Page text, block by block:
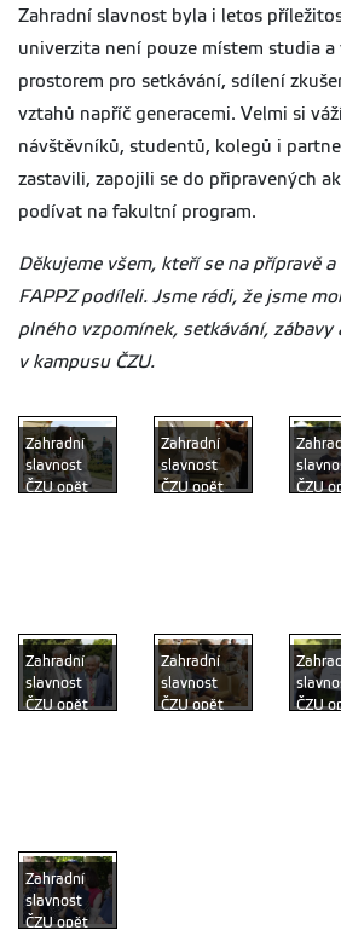
Zahradní slavnost byla i letos
univerzita není pouze místem studia a
prostorem pro setkávání, sdílení
vztahů napříč generacemi. Velmi si
návštěvníků, studentů, kolegů i
zastavili, zapojili se do připravených
podívat na fakultní program.
Děkujeme všem, kteří se na přípravě
FAPPZ podíleli. Jsme rádi, že jsme
plného vzpomínek, setkávání, zábavy
v kampusu ČZU.
Zahradní
slavnost
ČZU opět
Zahradní
slavnost
ČZU opět
ČZU
Zahradní
slavnost
ČZU opět
Zahradní
slavnost
ČZU opět
ČZU
Zahradní
slavnost
ČZU opět